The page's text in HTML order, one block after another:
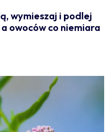
wymieszaj i podlej
owoców co niemiara